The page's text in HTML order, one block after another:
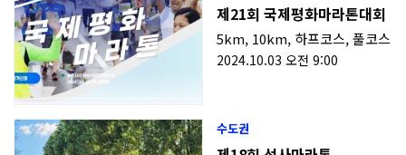
제21회 국제평화마라톤대회
5km, 10km, 하프코스,풀코스
2024.10.03 오전 9:00
수도권